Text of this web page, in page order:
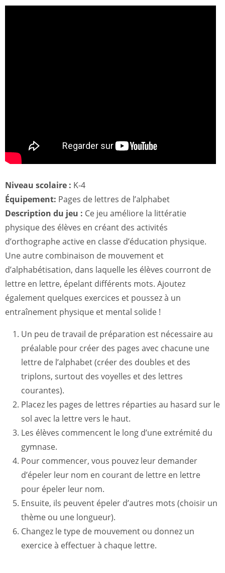
Niveau scolaire : K-4
Équipement: Pages de lettres de l’alphabet
Description du jeu : Ce jeu améliore la littératie
physique des élèves en créant des activités
d’orthographe active en classe d’éducation physique.
Une autre combinaison de mouvement et
d’alphabétisation, dans laquelle les élèves courront de
lettre en lettre, épelant différents mots. Ajoutez
également quelques exercices et poussez à un
entraînement physique et mental solide !
Un peu de travail de préparation est nécessaire au
préalable pour créer des pages avec chacune une
lettre de l’alphabet (créer des doubles et des
triplons, surtout des voyelles et des lettres
courantes).
Placez les pages de lettres réparties au hasard sur le
sol avec la lettre vers le haut.
Les élèves commencent le long d’une extrémité du
gymnase.
Pour commencer, vous pouvez leur demander
d’épeler leur nom en courant de lettre en lettre
pour épeler leur nom.
Ensuite, ils peuvent épeler d’autres mots (choisir un
thème ou une longueur).
Changez le type de mouvement ou donnez un
exercice à effectuer à chaque lettre.